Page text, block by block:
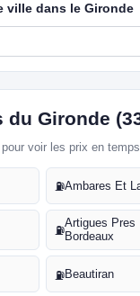
ville dans le Gironde
du Gironde
voir les prix en
⛽Ambares Et
⛽
Artigues Pres
Bordeaux
⛽Beautiran